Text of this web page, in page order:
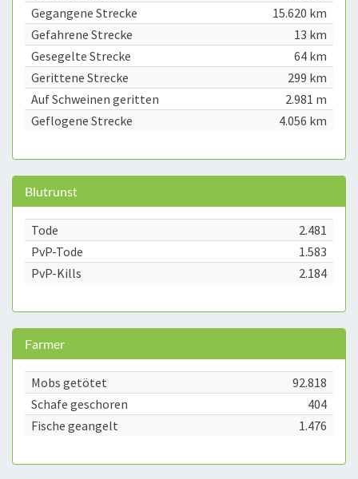
Gegangene Strecke
15.620 km
Gefahrene Strecke
13 km
Gesegelte Strecke
64 km
Gerittene Strecke
299 km
Auf Schweinen geritten
2.981 m
Geflogene Strecke
4.056 km
Blutrunst
Tode
2.481
PvP-Tode
1.583
PvP-Kills
2.184
Farmer
Mobs getötet
92.818
Schafe geschoren
404
Fische geangelt
1.476